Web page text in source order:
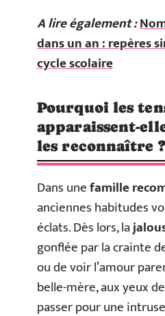
A lire également :
dans un an : repères
cycle scolaire
Pourquoi les
apparaissent-
les reconnaître ?
Dans unefamille
anciennes habitudes
éclats. Dès lors, la
gonflée par la crainte
ou de voir l’amour
belle-mère, aux yeux
passer pour une